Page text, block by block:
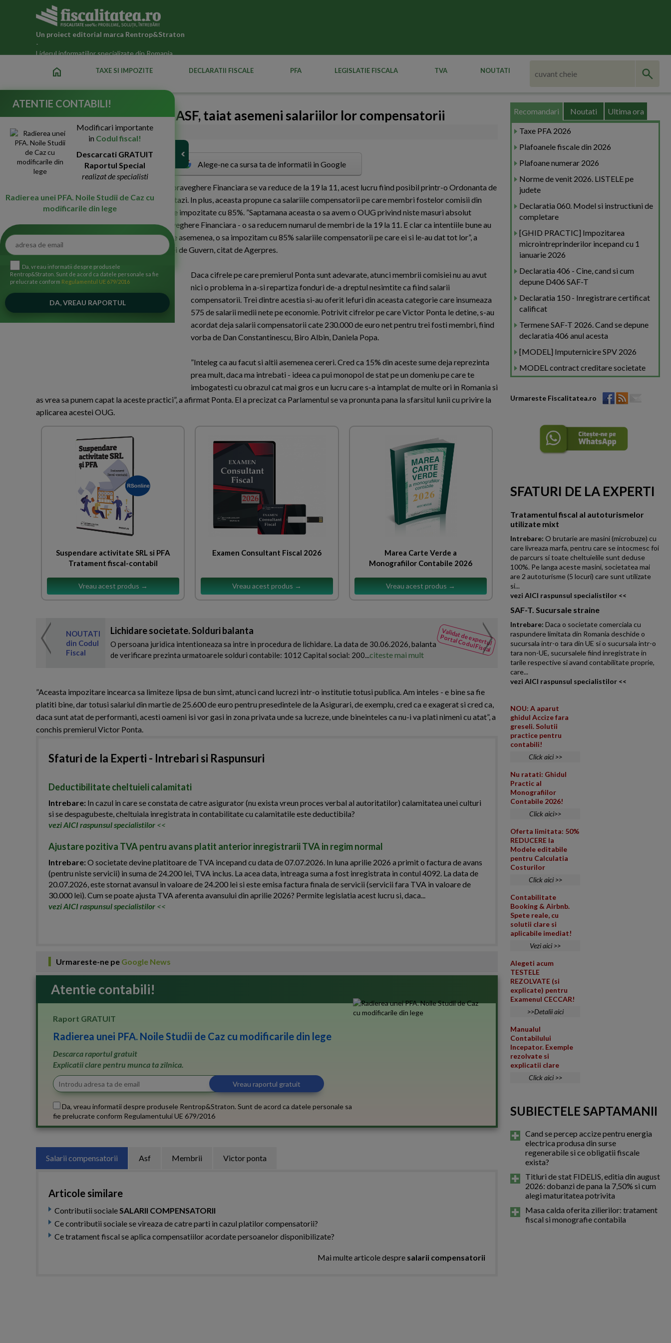
Un proiect editorial marca Rentrop&Straton
-
Liderul informatiilor specializate din Romania
home TAXE SI IMPOZITE DECLARATII FISCALE PFA LEGISLATIE FISCALA TVA NOUTATI
Numarul membrilor din ASF, taiat asemeni salariilor lor compensatorii
04-Iun-2013 2691
Alege-ne ca sursa ta de informatii in Google
umarul membrilor in Autoritatea de Supraveghere Financiara se va reduce de la 19 la 11, acest lucru fiind posibil printr-o Ordonanta de
Urgenta pe care Guvernul a adoptat-o astazi. In plus, aceasta propune ca salariile compensatorii pe care membri fostelor comisii din
care s-a constituit ASF si le-au votat sa fie impozitate cu 85%. ”Saptamana aceasta o sa avem o OUG privind niste masuri absolut
necesare legate de Autoritatea de Supraveghere Financiara - o sa reducem numarul de membri de la 19 la 11. E clar ca intentiile bune au
fost intelese gresit de cei numiti acolo. De asemenea, o sa impozitam cu 85% salariile compensatorii pe care ei si le-au dat tot lor”, a
afirmat Victor Ponta, la inceputul sedintei de Guvern, citat de Agerpres.
Daca cifrele pe care premierul Ponta sunt adevarate, atunci membrii comisiei nu au avut
nici o problema in a-si repartiza fonduri de-a dreptul nesimtite ca fiind salarii
compensatorii. Trei dintre acestia si-au oferit lefuri din aceasta categorie care insumeaza
575 de salarii medii nete pe economie. Potrivit cifrelor pe care Victor Ponta le detine, s-au
acordat deja salarii compensatorii cate 230.000 de euro net pentru trei fosti membri, fiind
vorba de Dan Constantinescu, Biro Albin, Daniela Popa.
”Inteleg ca au facut si altii asemenea cereri. Cred ca 15% din aceste sume deja reprezinta
prea mult, daca ma intrebati - ideea ca pui monopol de stat pe un domeniu pe care te
imbogatesti cu obrazul cat mai gros e un lucru care s-a intamplat de multe ori in Romania si
as vrea sa punem capat la aceste practici”, a afirmat Ponta. El a precizat ca Parlamentul se va pronunta pana la sfarsitul lunii cu privire la
aplicarea acestei OUG.
Suspendare activitate SRL si PFA
Tratament fiscal-contabil
Vreau acest produs →
Examen Consultant Fiscal 2026
Vreau acest produs →
Marea Carte Verde a
Monografiilor Contabile 2026
Vreau acest produs →
NOUTATI
din Codul
Fiscal
Validat de expertul
Portal Codul Fiscal
Lichidare societate. Solduri balanta
O persoana juridica intentioneaza sa intre in procedura de lichidare. La data de 30.06.2026, balanta
de verificare prezinta urmatoarele solduri contabile: 1012 Capital social: 200...citeste mai mult
NOUTATI
din Codul
Fiscal
S1039 etapa 2 radiere
Data inregistrarii hotararii
influenteaza aceste
”Aceasta impozitare incearca sa limiteze lipsa de bun simt, atunci cand lucrezi intr-o institutie totusi publica. Am inteles - e bine sa fie
platiti bine, dar totusi salariul din martie de 25.600 de euro pentru presedintele de la Asigurari, de exemplu, cred ca e exagerat si cred ca,
daca sunt atat de performanti, acesti oameni isi vor gasi in zona privata unde sa lucreze, unde bineinteles ca nu-i va plati nimeni cu atat”, a
conchis premierul Victor Ponta.
Sfaturi de la Experti - Intrebari si Raspunsuri
Deductibilitate cheltuieli calamitati
Intrebare: In cazul in care se constata de catre asigurator (nu exista vreun proces verbal al autoritatilor) calamitatea unei culturi
si se despagubeste, cheltuiala inregistrata in contabilitate cu calamitatile este deductibila?
vezi AICI raspunsul specialistilor <<
Ajustare pozitiva TVA pentru avans platit anterior inregistrarii TVA in regim normal
Intrebare:O societate devine platitoare de TVA incepand cu data de 07.07.2026. In luna aprilie 2026 a primit o factura de avans
(pentru niste servicii) in suma de 24.200 lei, TVA inclus. La acea data, intreaga suma a fost inregistrata in contul 4092. La data de
20.07.2026, este stornat avansul in valoare de 24.200 lei si este emisa factura finala de servicii (servicii fara TVA in valoare de
30.000 lei). Cum se poate ajusta TVA aferenta avansului din aprilie 2026? Permite legislatia acest lucru si, daca...
vezi AICI raspunsul specialistilor <<
Urmareste-ne pe Google News
Atentie contabili!
Raport GRATUIT
Radierea unei PFA. Noile Studii de Caz cu modificarile din lege
Descarca raportul gratuit
Explicatii clare pentru munca ta zilnica.
Da, vreau informatii despre produsele Rentrop&Straton. Sunt de acord ca datele personale sa
fie prelucrate conform Regulamentului UE 679/2016
Salarii compensatorii Asf Membrii Victor ponta
Articole similare
Contributii socialeSALARII COMPENSATORII
Ce contributii sociale se vireaza de catre parti in cazul platilor compensatorii?
Ce tratament fiscal se aplica compensatiilor acordate persoanelor disponibilizate?
Mai multe articole despre salarii compensatorii
Recomandari Noutati Ultima ora
Taxe PFA 2026
Plafoanele fiscale din 2026
Plafoane numerar 2026
Norme de venit 2026. LISTELE pe
judete
Declaratia 060. Model si instructiuni de
completare
[GHID PRACTIC] Impozitarea
microintreprinderilor incepand cu 1
ianuarie 2026
Declaratia 406 - Cine, cand si cum
depune D406 SAF-T
Declaratia 150 - Inregistrare certificat
calificat
Termene SAF-T 2026. Cand se depune
declaratia 406 anul acesta
[MODEL] Imputernicire SPV 2026
MODEL contract creditare societate
Urmareste Fiscalitatea.ro
SFATURI DE LA EXPERTI
Tratamentul fiscal al autoturismelor
utilizate mixt
Intrebare: O brutarie are masini (microbuze) cu
care livreaza marfa, pentru care se intocmesc foi
de parcurs si toate cheltuielile sunt deduse
100%. Pe langa aceste masini, societatea mai
are 2 autoturisme (5 locuri) care sunt utilizate
si...
vezi AICI raspunsul specialistilor <<
SAF-T. Sucursale straine
Intrebare: Daca o societate comerciala cu
raspundere limitata din Romania deschide o
sucursala intr-o tara din UE si o sucursala intr-o
tara non-UE, sucursalele fiind inregistrate in
tarile respective si avand contabilitate proprie,
care...
vezi AICI raspunsul specialistilor <<
NOU: A aparut
ghidul Accize fara
greseli. Solutii
practice pentru
contabili!
Click aici >>
Nu ratati: Ghidul
Practic al
Monografiilor
Contabile 2026!
Click aici>>
Oferta limitata: 50%
REDUCERE la
Modele editabile
pentru Calculatia
Costurilor
Click aici >>
Contabilitate
Booking & Airbnb.
Spete reale, cu
solutii clare si
aplicabile imediat!
Vezi aici >>
Alegeti acum
TESTELE
REZOLVATE (si
explicate) pentru
Examenul CECCAR!
>>Detalii aici
Manualul
Contabilului
Incepator. Exemple
rezolvate si
explicatii clare
Click aici >>
SUBIECTELE SAPTAMANII
Cand se percep accize pentru energia
electrica produsa din surse
regenerabile si ce obligatii fiscale
exista?
Titluri de stat FIDELIS, editia din august
2026: dobanzi de pana la 7,50% si cum
alegi maturitatea potrivita
Masa calda oferita zilierilor: tratament
fiscal si monografie contabila
ATENTIE CONTABILI!
Modificari importante
in Codul fiscal!
Descarcati GRATUIT
Raportul Special
realizat de specialisti
Radierea unei PFA. Noile Studii de Caz cu
modificarile din lege
Da, vreau informatii despre produsele
Rentrop&Straton. Sunt de acord ca datele personale sa fie
prelucrate conform Regulamentul UE 679/2016